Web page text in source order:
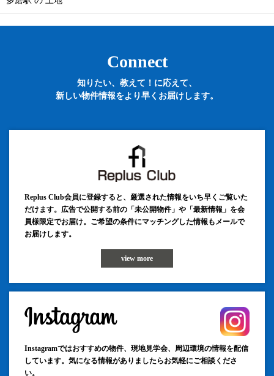
Connect
知りたい、教えて！に応えて、
新しい物件情報をより早くお届けします。
Replus Club会員に登録すると、厳選された情報をいち早くご覧いた
だけます。広告で公開する前の「未公開物件」や「最新情報」を会
員様限定でお届け。ご希望の条件にマッチングした情報もメールで
お届けします。
view more
Instagramではおすすめの物件、現地見学会、周辺環境の情報を配信
しています。気になる情報がありましたらお気軽にご相談くださ
い。